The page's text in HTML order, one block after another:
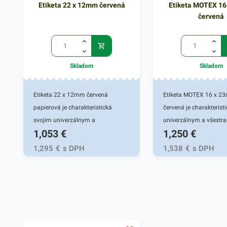
Etiketa 22 x 12mm červená
Skladom
Etiketa 22 x 12mm červená
papierová je charakteristická
svojim univerzálnym a
všestranným využitím. Používa sa
či samostatne, alebo do
etiketovacích klieští, ktoré sa
1,053 €
1,295 € s DPH
Etiketa MOTEX
červená
Skladom
Etiketa MOTEX 16 x
červená je
univerzálnym a
využitím. Používa sa či
samostatne, alebo do
etiketovacích klieští,
1,250 €
1,538 € s DPH